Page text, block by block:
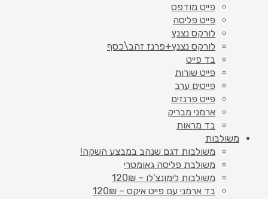
פייט מודפס
פייט פליסה
לורקס נצנץ
לורקס נצנץ+פרנז זהב\כסף
בד פייט
פייט שורות
פייטים ערב
פייט פרנזים
ארמני מבריק
בד מראות
משולבות
משולבות דגם שנהב במבצע השקה!
משולבת פליסה גאומטרי
משולבות לימונצ'לו – 120₪
בד ארמני עם פייט איקס – 120₪